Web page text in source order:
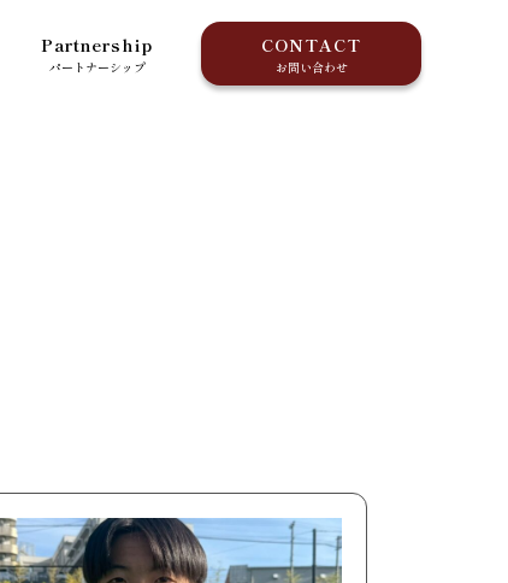
パートナーシップ
Partnership
お問い合わせ
CONTACT